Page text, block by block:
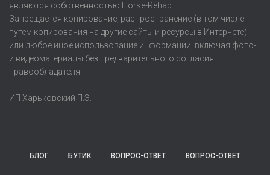
являются собственностью Horse-Rehab.
Запрещается копирование, распространение (в том числе
путем копирования на другие сайты и ресурсы в Интернете)
или любое иное использование информации, включая фото-
и видеоматериалы без предварительного согласия
правообладателя.
ИП Харьковский П.Э.
БЛОГ БУТИК ВОПРОС-ОТВЕТ ВОПРОС-ОТВЕТ